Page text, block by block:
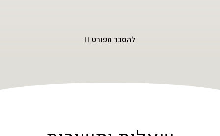
להסבר מפורט